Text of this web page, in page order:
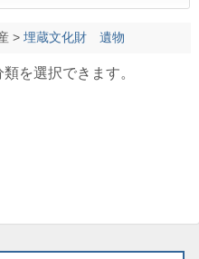
> 埋蔵文化財 遺物
を選択できます。